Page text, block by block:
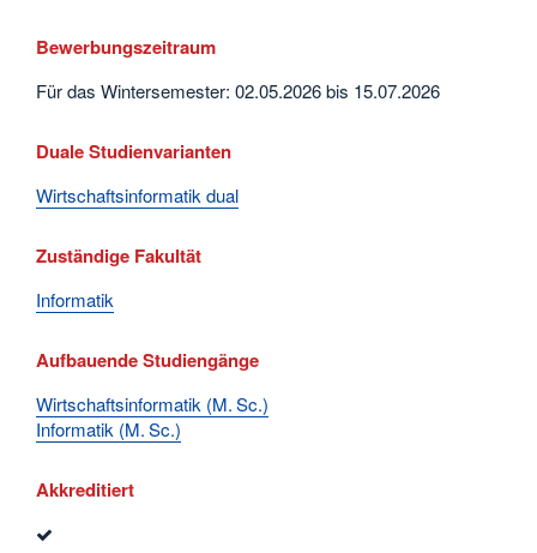
Bewerbungszeitraum
Für das Wintersemester: 02.05.2026 bis 15.07.2026
Duale Studienvarianten
Wirtschaftsinformatik dual
Zuständige Fakultät
Informatik
Aufbauende Studiengänge
Wirtschaftsinformatik (M. Sc.)
Informatik (M. Sc.)
Akkreditiert